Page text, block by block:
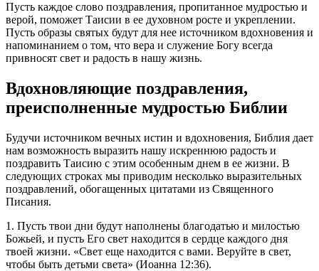
Пусть каждое слово поздравления, пропитанное мудростью и
верой, поможет Таисии в ее духовном росте и укреплении.
Пусть образы святых будут для нее источником вдохновения и
напоминанием о том, что вера и служение Богу всегда
привносят свет и радость в нашу жизнь.
Вдохновляющие поздравления,
преисполненные мудростью Библии
Будучи источником вечных истин и вдохновения, Библия дает
нам возможность выразить нашу искреннюю радость и
поздравить Таисию с этим особенным днем в ее жизни. В
следующих строках мы приводим несколько выразительных
поздравлений, обогащенных цитатами из Священного
Писания.
1. Пусть твои дни будут наполнены благодатью и милостью
Божьей, и пусть Его свет находится в сердце каждого дня
твоей жизни. «Свет еще находится с вами. Веруйте в свет,
чтобы быть детьми света» (Иоанна 12:36).